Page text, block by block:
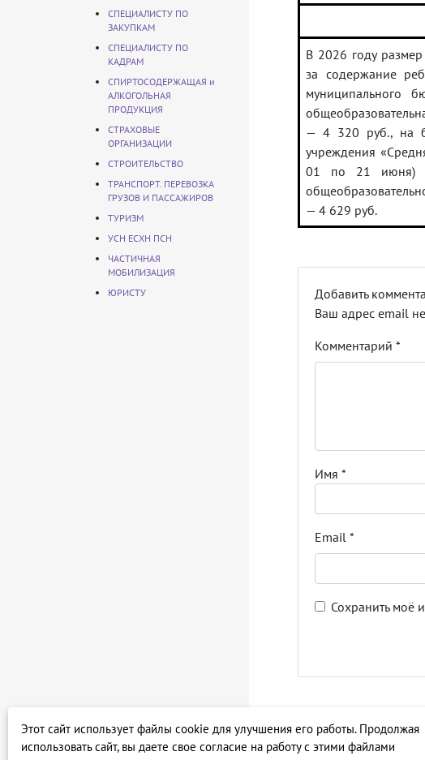
СПЕЦИАЛИСТУ ПО
ЗАКУПКАМ
СПЕЦИАЛИСТУ ПО
КАДРАМ
СПИРТОСОДЕРЖАЩАЯ и
АЛКОГОЛЬНАЯ
ПРОДУКЦИЯ
СТРАХОВЫЕ
ОРГАНИЗАЦИИ
СТРОИТЕЛЬСТВО
ТРАНСПОРТ. ПЕРЕВОЗКА
ГРУЗОВ И ПАССАЖИРОВ
ТУРИЗМ
УСН ЕСХН ПСН
ЧАСТИЧНАЯ
МОБИЛИЗАЦИЯ
ЮРИСТУ
В 2026 году
за содержание
муниципального
— 4 320 руб., на
учреждения
01 по 21 июня)
— 4 629 руб.
Добавить
Ваш адрес email
Комментарий *
Имя *
Email *
Сохранить моё
Этот сайт использует файлы cookie для улучшения его работы. Продолжая
использовать сайт, вы даете свое согласие на работу с этими файлами